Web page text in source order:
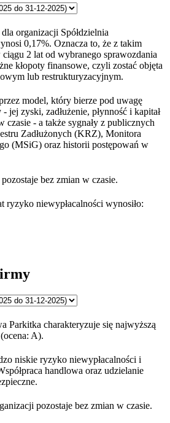
organizacji Spółdzielnia
0,17%. Oznacza to, że z takim
2 lat od wybranego sprawozdania
kłopoty finansowe, czyli zostać objęta
lub restrukturyzacyjnym.
model, który bierze pod uwagę
jej zyski, zadłużenie, płynność i kapitał
czasie - a także sygnały z publicznych
Zadłużonych (KRZ), Monitora
(MSiG) oraz historii postępowań w
pozostaje bez zmian w czasie.
ryzyko niewypłacalności wynosiło:
Parkitka charakteryzuje się najwyższą
A).
niskie ryzyko niewypłacalności i
handlowa oraz udzielanie
pozostaje bez zmian w czasie.